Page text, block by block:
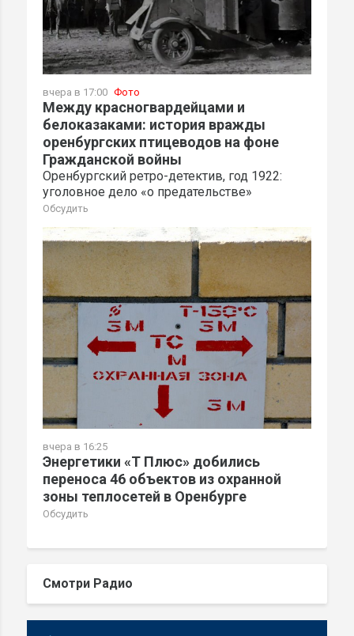
вчера в 17:00 Фото
Между красногвардейцами и
белоказаками: история вражды
оренбургских птицеводов на фоне
Гражданской войны
Оренбургский ретро-детектив, год 1922:
уголовное дело «о предательстве»
Обсудить
вчера в 16:25
Энергетики «Т Плюс» добились
переноса 46 объектов из охранной
зоны теплосетей в Оренбурге
Обсудить
Смотри Радио